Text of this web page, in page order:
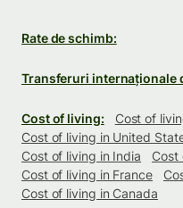
Rate de schimb:
Transferuri internaționale
Cost of living:
Cost of
Cost of living in United
Cost of living in India
Cost
Cost of living in France
Cost of living in Canada